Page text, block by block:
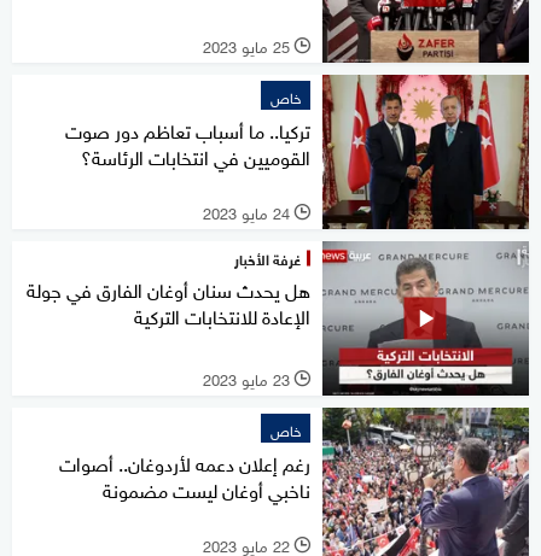
l 25 مايو 2023
خاص
تركيا.. ما أسباب تعاظم دور صوت
القوميين في انتخابات الرئاسة؟
l 24 مايو 2023
غرفة الأخبار
هل يحدث سنان أوغان الفارق في جولة
الإعادة للانتخابات التركية
l 23 مايو 2023
خاص
رغم إعلان دعمه لأردوغان.. أصوات
ناخبي أوغان ليست مضمونة
l 22 مايو 2023